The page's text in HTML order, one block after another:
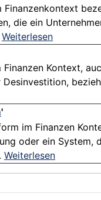
Finanzenkontext
die ein
Weiterlesen
Kontext,
'
im Finanzen
oder ein System,
Weiterlesen